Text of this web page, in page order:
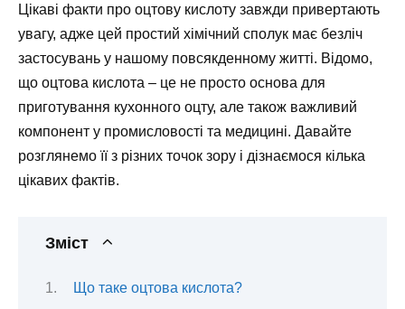
Цікаві факти про оцтову кислоту завжди привертають
увагу, адже цей простий хімічний сполук має безліч
застосувань у нашому повсякденному житті. Відомо,
що оцтова кислота – це не просто основа для
приготування кухонного оцту, але також важливий
компонент у промисловості та медицині. Давайте
розглянемо її з різних точок зору і дізнаємося кілька
цікавих фактів.
Зміст
Що таке оцтова кислота?